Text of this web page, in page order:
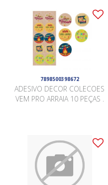
7898500398672
ADESIVO DECOR COLECOES
VEM PRO ARRAIA 10 PEÇAS .